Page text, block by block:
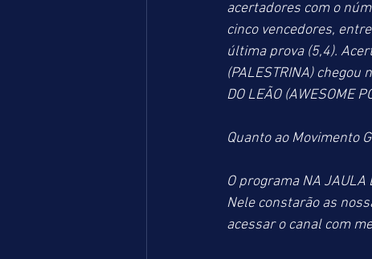
acertadores com o
cinco vencedores,
última prova (5,4).
(PALESTRINA)
DO LEÃO (AWESOME
Quanto ao Movimento
O programa NA
Nele constarão as
acessar o canal com